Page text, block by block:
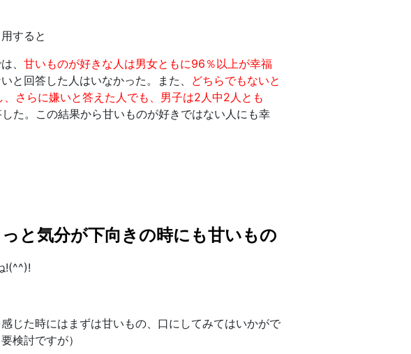
すると
、 甘いものが好きな人は男女ともに96％以上が幸福
と回答した人はいなかった。また、 どちらでもないと
さらに嫌いと答えた人でも、男子は2人中2人とも
した。この結果から甘いものが好きではない人にも幸
と気分が下向きの時にも甘いもの
!(^^)!
じた時にはまずは甘いもの、口にしてみてはいかがで
検討ですが）